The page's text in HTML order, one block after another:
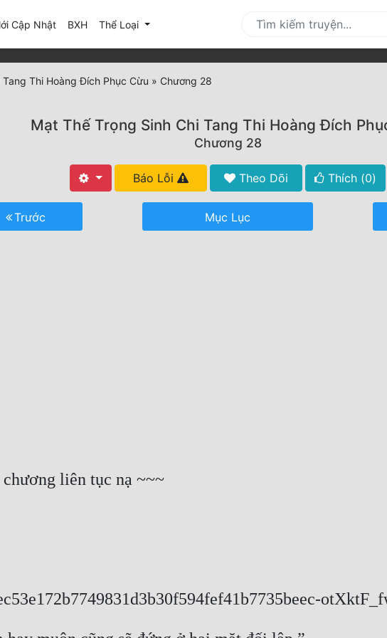
Cập Nhật(current)
BXH Thể Loại
Thi Hoàng Đích Phục Cừu » Chương 28
Mạt Thế Trọng Sinh Chi Tang Thi Hoàng Đích
Chương 28
Báo Lỗi Theo Dõi Thích (0)
Trước Mục Lục
liên tục nạ ~~~